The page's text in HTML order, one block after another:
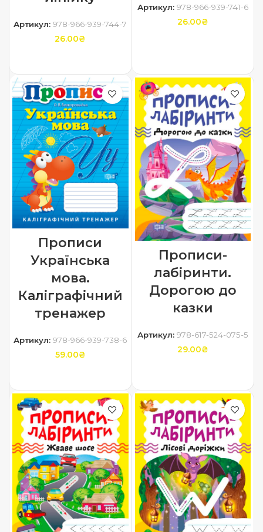
Артикул:978-966-939-744-7
26.00₴
Артикул: 978-966-939-741-6
26.00₴
Прописи
Українська
мова.
Каліграфічний
тренажер
Артикул:978-966-939-738-6
59.00₴
Прописи-
лабіринти.
Дорогою до
казки
Артикул: 978-617-524-075-5
29.00₴